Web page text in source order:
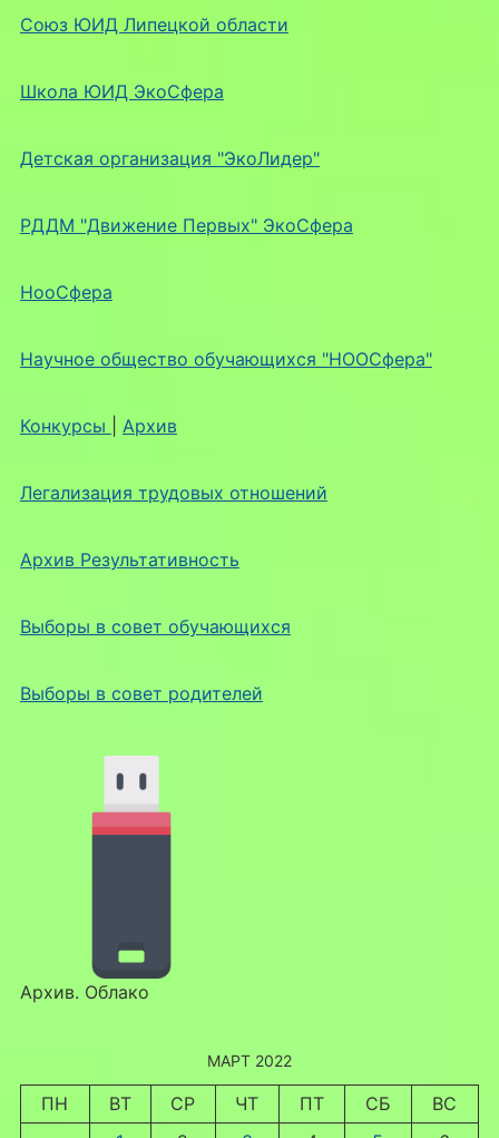
Союз ЮИД Липецкой области
Школа ЮИД ЭкоСфера
Детская организация "ЭкоЛидер"
РДДМ "Движение Первых" ЭкоСфера
НооСфера
Научное общество обучающихся "НООСфера"
Конкурсы Архив
Легализация трудовых отношений
Архив Результативность
Выборы в совет обучающихся
Выборы в совет родителей
Архив. Облако
МАРТ 2022
ПН ВТ СР ЧТ ПТ СБ
ВС